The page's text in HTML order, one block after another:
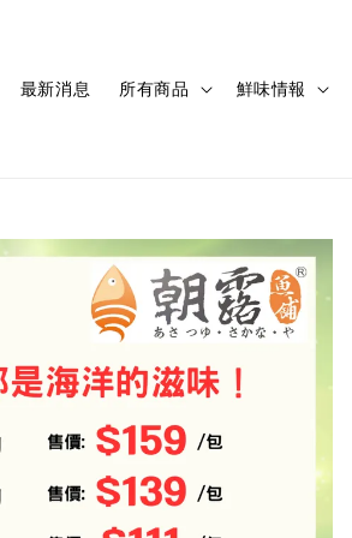
最新消息 所有商品 鮮味情報